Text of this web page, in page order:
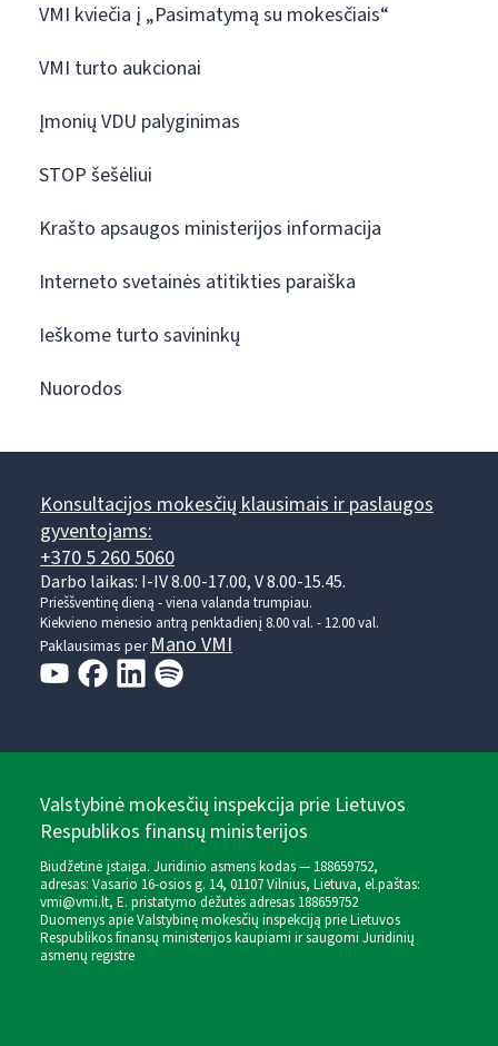
VMI kviečia į „Pasimatymą su mokesčiais“
VMI turto aukcionai
Įmonių VDU palyginimas
STOP šešėliui
Krašto apsaugos ministerijos informacija
Interneto svetainės atitikties paraiška
Ieškome turto savininkų
Nuorodos
Konsultacijos mokesčių klausimais ir paslaugos
gyventojams:
+370 5 260 5060
Darbo laikas: I-IV 8.00-17.00, V 8.00-15.45.
Prieššventinę dieną - viena valanda trumpiau.
Kiekvieno mėnesio antrą penktadienį 8.00 val. - 12.00 val.
Paklausimas perMano VMI
Valstybinė mokesčių inspekcija prie Lietuvos
Respublikos finansų ministerijos
Biudžetinė įstaiga. Juridinio asmens kodas — 188659752,
adresas: Vasario 16-osios g. 14, 01107 Vilnius, Lietuva, el.paštas:
vmi@vmi.lt, E. pristatymo dėžutės adresas 188659752
Duomenys apie Valstybinę mokesčių inspekciją prie Lietuvos
Respublikos finansų ministerijos kaupiami ir saugomi Juridinių
asmenų registre